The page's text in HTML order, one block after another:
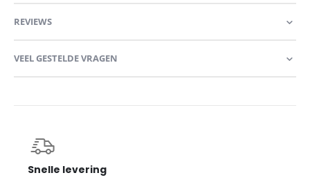
REVIEWS
VEEL GESTELDE VRAGEN
Snelle levering